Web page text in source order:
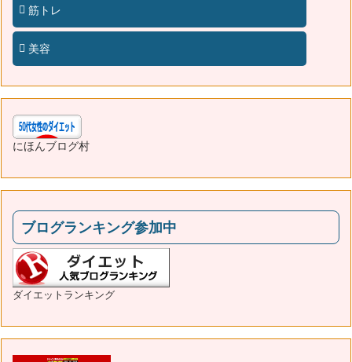
筋トレ
美容
にほんブログ村
ブログランキング参加中
ダイエットランキング